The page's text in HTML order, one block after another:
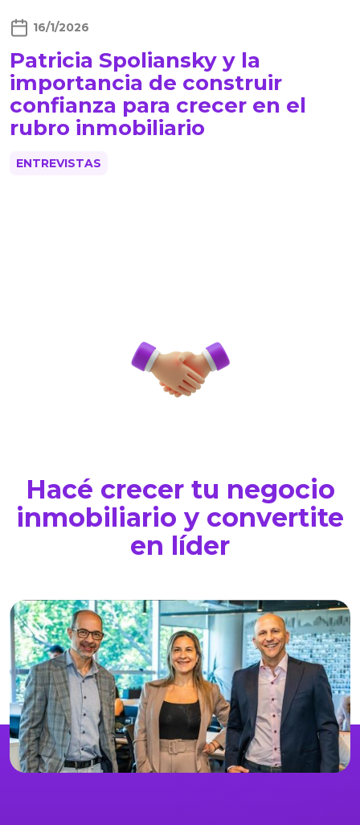
16/1/2026
Patricia Spoliansky y la
importancia de construir
confianza para crecer en el
rubro inmobiliario
ENTREVISTAS
Hacé crecer tu negocio
inmobiliario y convertite
en líder